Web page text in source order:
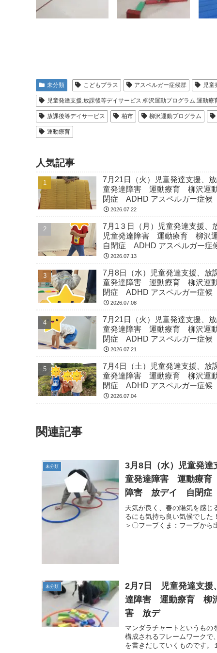
未分類 こどもプラス アスペルガー症候群 児童
児童発達支援.放課後等デイサービス.柳沢運動プログラム.運動療
放課後等デイサービス 柏市 柳沢運動プログラム
運動療育
人気記事
7月21日（火）児童発達支援、
童発達障害 運動療育 柳沢運
閉症 ADHD アスペルガー症候
2026.07.22
7月1３日（月）児童発達支援、
児童発達障害 運動療育 柳
自閉症 ADHD アスペルガー症
2026.07.13
7月8日（水）児童発達支援、放
童発達障害 運動療育 柳沢運
閉症 ADHD アスペルガー症候
2026.07.08
7月21日（火）児童発達支援、
童発達障害 運動療育 柳沢運
閉症 ADHD アスペルガー症候
2026.07.21
7月4日（土）児童発達支援、放
童発達障害 運動療育 柳沢運
閉症 ADHD アスペルガー症候
2026.07.04
関連記事
未分類
3月8日（水）児童発達
童発達障害 運動療
障害 放デイ 自閉症
天気が良く、春の陽気を感
るにも気持ち良い気候でした
＞〇フープくま：フープか
未分類
2月7日 児童発達支援
達障害 運動療育 柳
害 放デ
マンダラチャートというもの
構成されるフレームワークで
を書きだしていくものです。